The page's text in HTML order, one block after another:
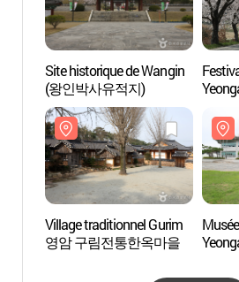
Site historique de Wangin
(왕인박사유적지)
Village traditionnel Gurim
영암 구림전통한옥마을